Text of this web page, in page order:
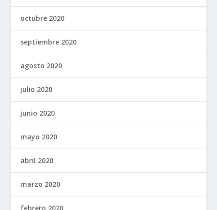
octubre 2020
septiembre 2020
agosto 2020
julio 2020
junio 2020
mayo 2020
abril 2020
marzo 2020
febrero 2020